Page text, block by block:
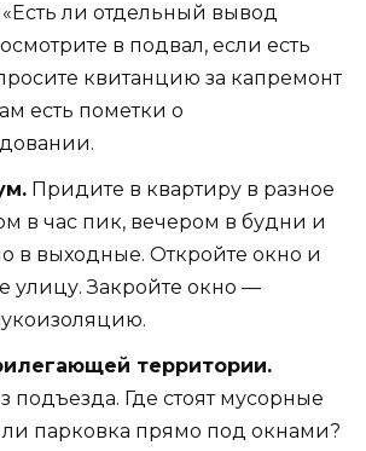
ли отдельный вывод
в подвал, если есть
квитанцию за капремонт
есть пометки о
Придите в квартиру в разное
в час пик, вечером в будни и
в выходные. Откройте окно и
улицу. Закройте окно —
территории.
подъезда. Где стоят мусорные
ли парковка прямо под окнами?